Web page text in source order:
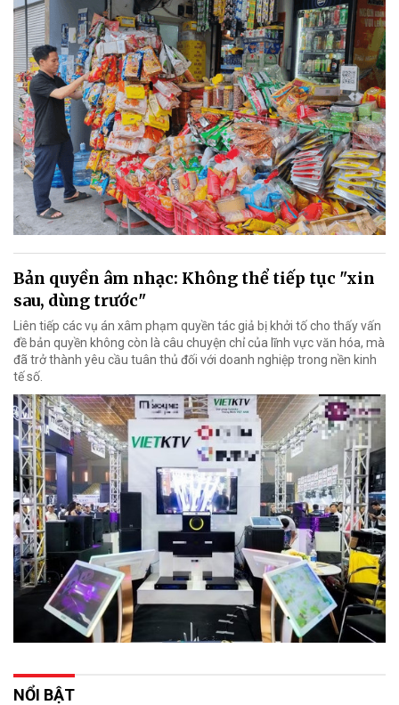
Bản quyền âm nhạc: Không thể tiếp tục "xin
sau, dùng trước"
Liên tiếp các vụ án xâm phạm quyền tác giả bị khởi tố cho thấy vấn
đề bản quyền không còn là câu chuyện chỉ của lĩnh vực văn hóa, mà
đã trở thành yêu cầu tuân thủ đối với doanh nghiệp trong nền kinh
tế số.
NỔI BẬT